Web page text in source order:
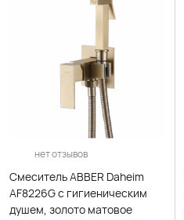
нет отзывов
Смеситель ABBER Daheim
AF8226G с гигиеническим
душем, золото матовое